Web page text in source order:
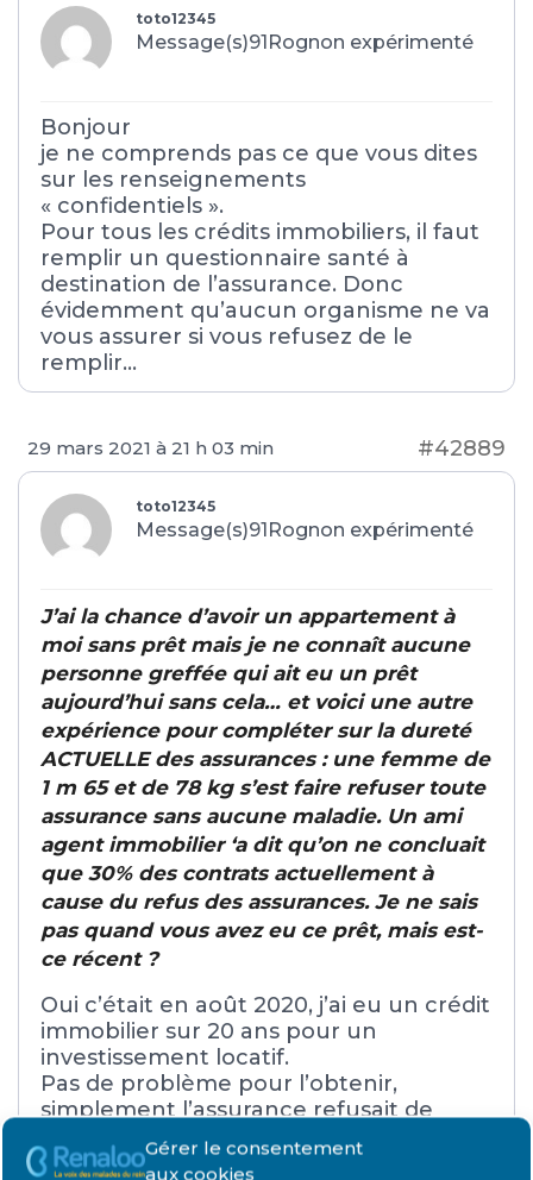
Gérer le consentement
aux cookies
toto12345
Message(s)91Rognon expérimenté
Bonjour
je ne comprends pas ce que vous dites
sur les renseignements
« confidentiels ».
Pour tous les crédits immobiliers, il faut
remplir un questionnaire santé à
destination de l’assurance. Donc
évidemment qu’aucun organisme ne va
vous assurer si vous refusez de le
remplir…
29 mars 2021 à 21 h 03 min #42889
toto12345
Message(s)91Rognon expérimenté
J’ai la chance d’avoir un appartement à
moi sans prêt mais je ne connaît aucune
personne greffée qui ait eu un prêt
aujourd’hui sans cela… et voici une autre
expérience pour compléter sur la dureté
ACTUELLE des assurances : une femme de
1 m 65 et de 78 kg s’est faire refuser toute
assurance sans aucune maladie. Un ami
agent immobilier ‘a dit qu’on ne concluait
que 30% des contrats actuellement à
cause du refus des assurances. Je ne sais
pas quand vous avez eu ce prêt, mais est-
ce récent ?
Oui c’était en août 2020, j’ai eu un crédit
immobilier sur 20 ans pour un
investissement locatif.
Pas de problème pour l’obtenir,
simplement l’assurance refusait de
m’assurer en maladie (ce qui est
logique, on est déjà malade en fait). Je